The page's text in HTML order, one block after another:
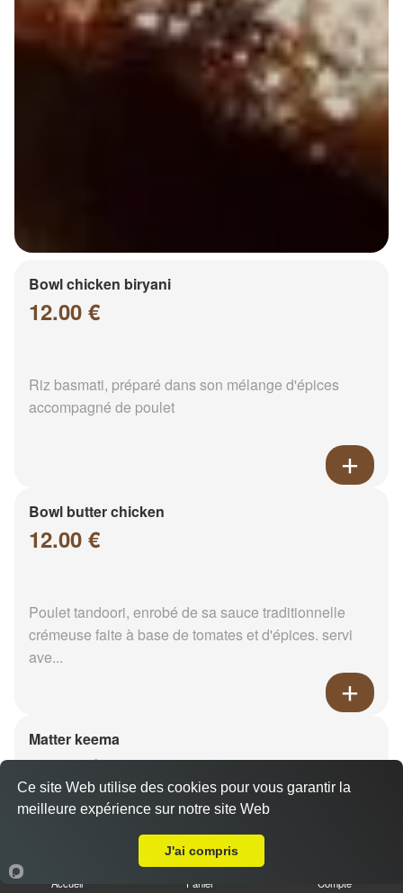
Bowl chicken biryani
12.00 €
Riz basmati, préparé dans son mélange d'épices
accompagné de poulet
Bowl butter chicken
12.00 €
Poulet tandoori, enrobé de sa sauce traditionnelle
crémeuse faite à base de tomates et d'épices. servi
ave...
Matter keema
12.00 €
Viande hachée et pois vert. Servi avec son riz
Accueil Panier Compte
Ce site Web utilise des cookies pour vous garantir la
meilleure expérience sur notre site Web
J'ai compris